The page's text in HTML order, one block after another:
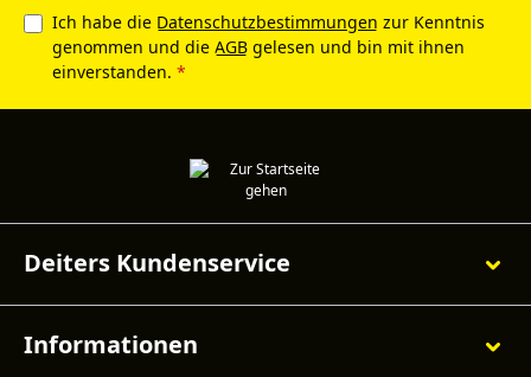
Ich habe die Datenschutzbestimmungen zur Kenntnis
genommen und die AGB gelesen und bin mit ihnen
einverstanden. *
Deiters Kundenservice
Informationen